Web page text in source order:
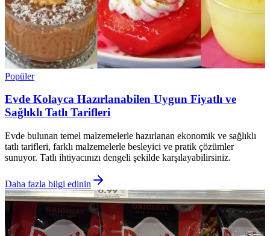
Popüler
Evde Kolayca Hazırlanabilen Uygun Fiyatlı ve
Sağlıklı Tatlı Tarifleri
Evde bulunan temel malzemelerle hazırlanan ekonomik ve sağlıklı
tatlı tarifleri, farklı malzemelerle besleyici ve pratik çözümler
sunuyor. Tatlı ihtiyacınızı dengeli şekilde karşılayabilirsiniz.
Daha fazla bilgi edinin